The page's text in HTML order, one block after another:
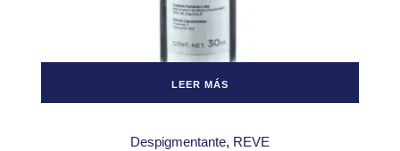
LEER MÁS
Despigmentante REVE